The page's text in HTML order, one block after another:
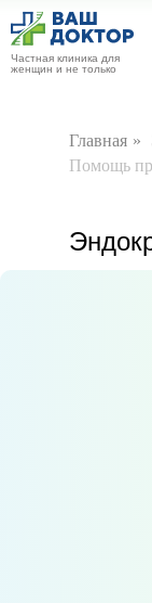
Частная клиника для
женщин и не только
Главная »
Помощь